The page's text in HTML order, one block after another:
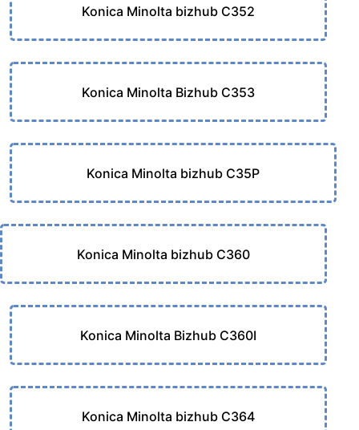
Konica Minolta bizhub C352
Konica Minolta Bizhub C353
Konica Minolta bizhub C35P
Konica Minolta bizhub C360
Konica Minolta Bizhub C360I
Konica Minolta bizhub C364